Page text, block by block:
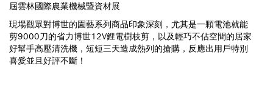
屆雲林國際農業機械暨資材展
現場觀眾對博世的園藝系列商品印象深刻，尤其是一顆電池就能
剪9000刀的省力博世12V鋰電樹枝剪，以及輕巧不佔空間的居家
好幫手高壓清洗機，短短三天造成熱列的搶購，反應出用戶特別
喜愛並且好評不斷！